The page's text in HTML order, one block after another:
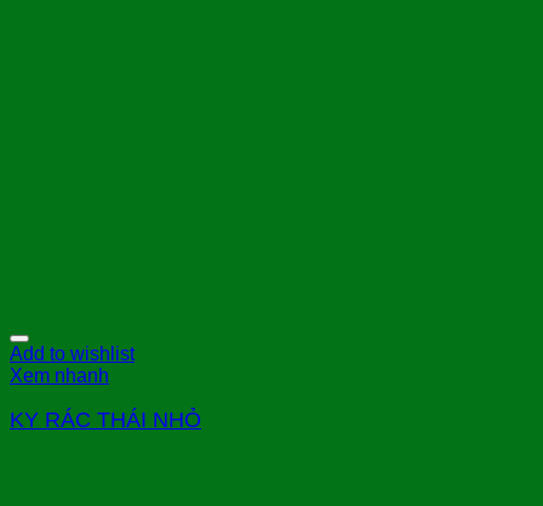
Add to wishlist
Xem nhanh
KY RÁC THÁI NHỎ